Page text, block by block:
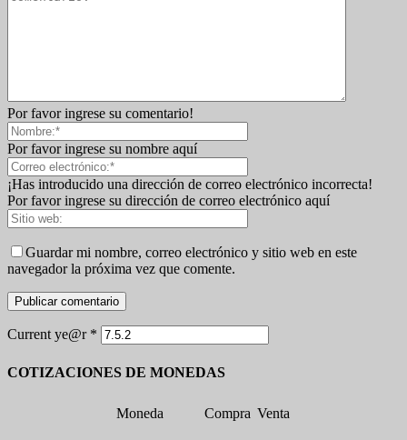
Por favor ingrese su comentario!
Por favor ingrese su nombre aquí
¡Has introducido una dirección de correo electrónico incorrecta!
Por favor ingrese su dirección de correo electrónico aquí
Guardar mi nombre, correo electrónico y sitio web en este
navegador la próxima vez que comente.
Current ye@r *
COTIZACIONES DE MONEDAS
Moneda Compra Venta